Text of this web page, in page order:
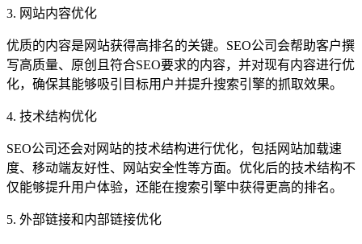
3. 网站内容优化
优质的内容是网站获得高排名的关键。SEO公司会帮助客户撰
写高质量、原创且符合SEO要求的内容，并对现有内容进行优
化，确保其能够吸引目标用户并提升搜索引擎的抓取效果。
4. 技术结构优化
SEO公司还会对网站的技术结构进行优化，包括网站加载速
度、移动端友好性、网站安全性等方面。优化后的技术结构不
仅能够提升用户体验，还能在搜索引擎中获得更高的排名。
5. 外部链接和内部链接优化